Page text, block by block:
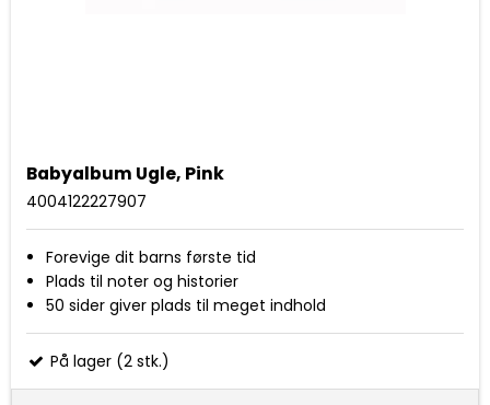
Babyalbum Ugle, Pink
4004122227907
Forevige dit barns første tid
Plads til noter og historier
50 sider giver plads til meget indhold
På lager (2 stk.)